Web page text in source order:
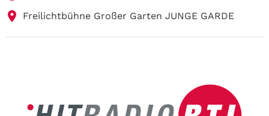
Freilichtbühne Großer Garten JUNGE GARDE